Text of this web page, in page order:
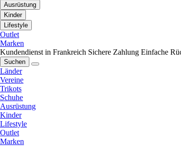
Ausrüstung
Kinder
Lifestyle
Outlet
Marken
Kundendienst in Frankreich Sichere Zahlung Einfache
Suchen
Länder
Vereine
Trikots
Schuhe
Ausrüstung
Kinder
Lifestyle
Outlet
Marken